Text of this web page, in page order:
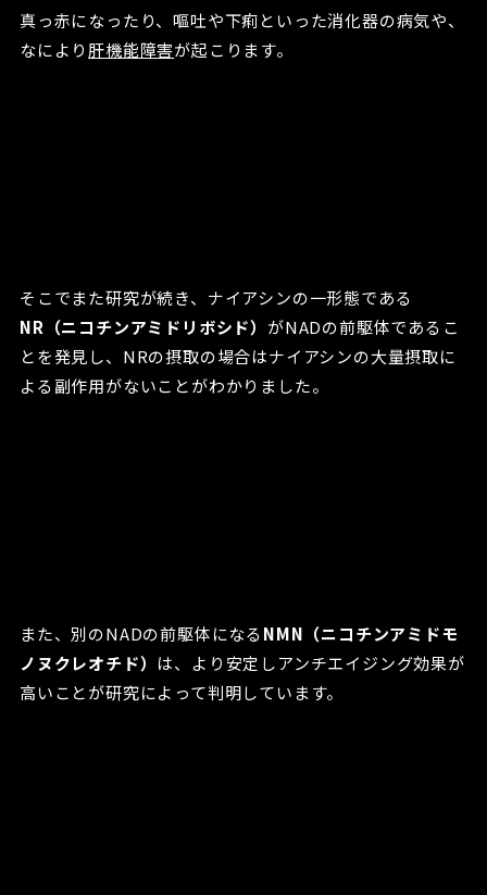
真っ赤になったり、嘔吐や下痢といった消化器の病気や、
なにより 肝機能障害が起こります。
そこでまた研究が続き、ナイアシンの一形態である
NR（ニコチンアミドリボシド） がNADの前駆体であるこ
とを発見し、NRの摂取の場合はナイアシンの大量摂取に
よる副作用がないことがわかりました。
また、別のNADの前駆体になるNMN（ニコチンアミドモ
ノヌクレオチド） は、より安定しアンチエイジング効果が
高いことが研究によって判明しています。